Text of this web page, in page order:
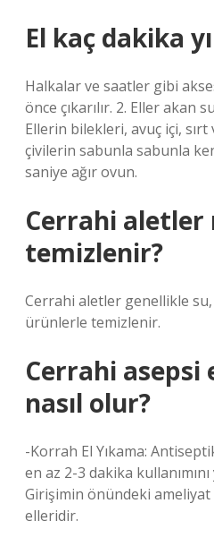
El kaç dakika
Halkalar ve saatler gibi
önce çıkarılır. 2. Eller akan
Ellerin bilekleri, avuç içi, sırt
çivilerin sabunla sabunla
saniye ağır ovun.
Cerrahi aletler
temizlenir?
Cerrahi aletler genellikle
ürünlerle temizlenir.
Cerrahi asepsi
nasıl olur?
-Korrah El Yıkama:
en az 2-3 dakika kullanımını
Girişimin önündeki
elleridir.